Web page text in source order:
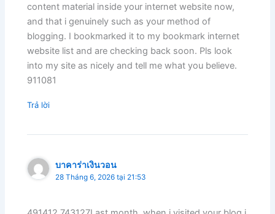
content material inside your internet website now,
and that i genuinely such as your method of
blogging. I bookmarked it to my bookmark internet
website list and are checking back soon. Pls look
into my site as nicely and tell me what you believe.
911081
Trả lời
บาคาร่าเงินวอน
28 Tháng 6, 2026 tại 21:53